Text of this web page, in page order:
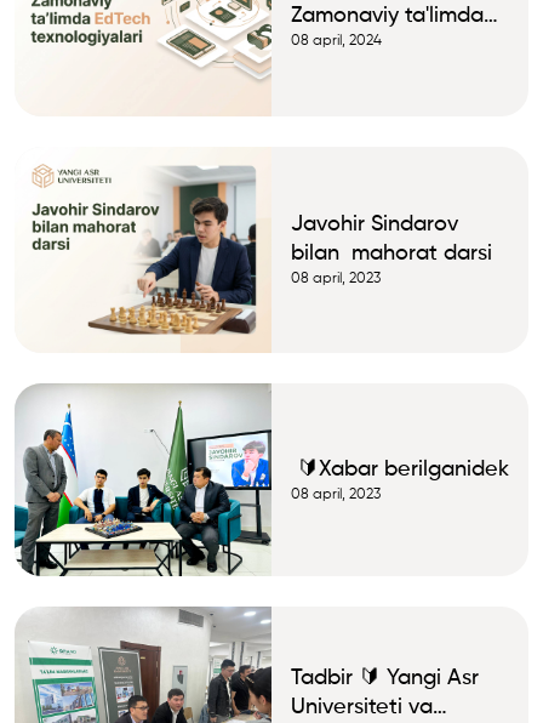
Zamonaviy ta'limda
EdTech
08 april, 2024
Javohir Sindarov
bilan mahorat darsi
08 april, 2023
🔰Xabar berilganidek
08 april, 2023
Tadbir 🔰 Yangi Asr
Universiteti va